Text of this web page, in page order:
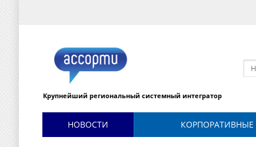
Крупнейший региональный системный интегратор
НОВОСТИ